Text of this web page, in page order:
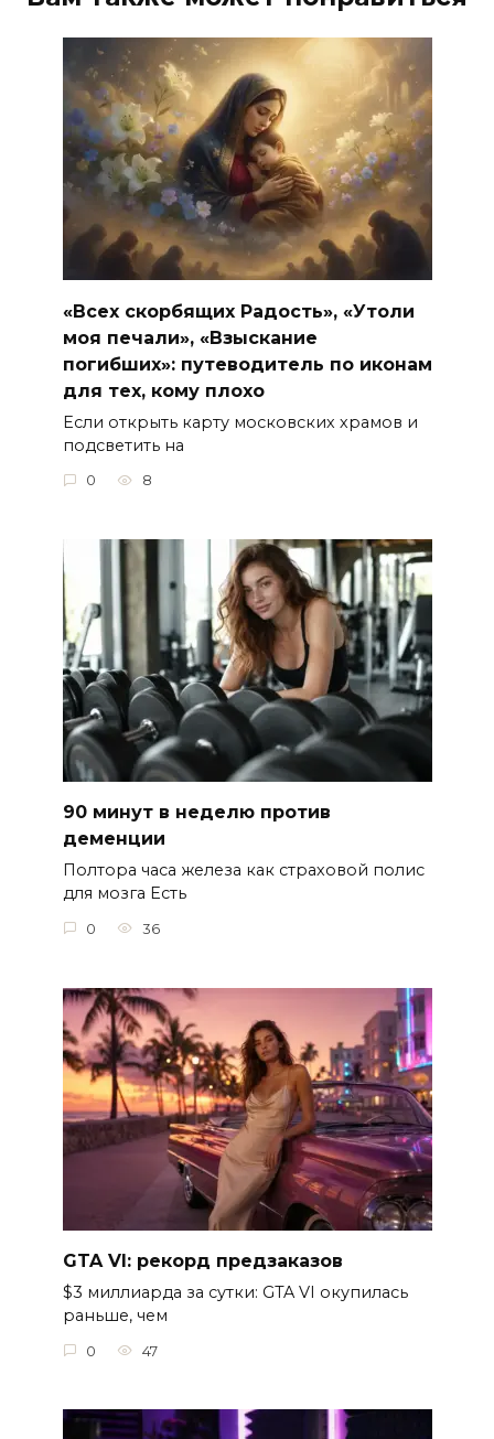
«Всех скорбящих Радость», «Утоли
моя печали», «Взыскание
погибших»: путеводитель по иконам
для тех, кому плохо
Если открыть карту московских храмов и
подсветить на
0 8
90 минут в неделю против
деменции
Полтора часа железа как страховой полис
для мозга Есть
0 36
GTA VI: рекорд предзаказов
$3 миллиарда за сутки: GTA VI окупилась
раньше, чем
0 47